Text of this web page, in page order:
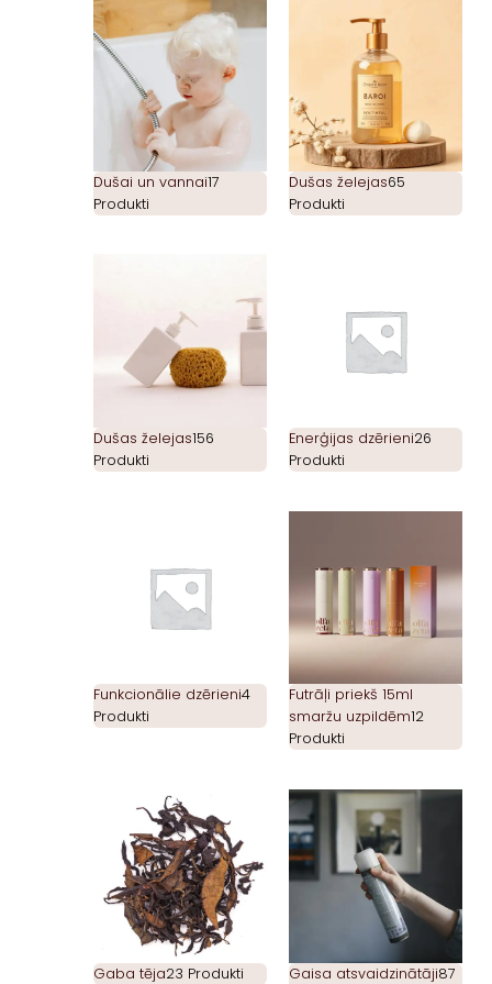
Dušai un vannai17
Produkti
Dušas želejas65
Produkti
Dušas želejas156
Produkti
Enerģijas dzērieni26
Produkti
Funkcionālie dzērieni4
Produkti
Futrāļi priekš 15ml
smaržu uzpildēm12
Produkti
Gaba tēja23 Produkti Gaisa atsvaidzinātāji87